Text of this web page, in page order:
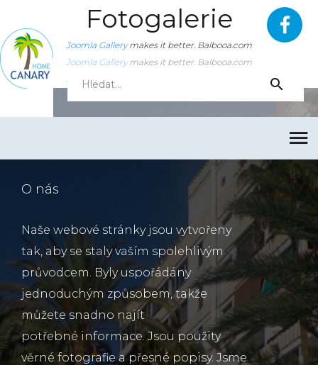
Fotogalerie
Joomla Gallerymakes it better. Balbooa.com
Joomla Gallerymakes it better. Balbooa.com
Joomla Gallery
O nás
Naše webové stránky jsou vytvořeny
tak, aby se staly vaším spolehlivým
průvodcem. Byly uspořádány
jednoduchým způsobem, takže
můžete snadno najít
potřebné informace. Jsou použity
věrné fotografie a přesné popisy. Jsme